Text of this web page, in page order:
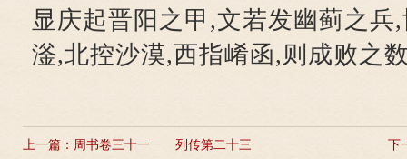
显庆起晋阳之甲,文若发幽蓟之兵
滏,北控沙漠,西指崤函,则成败之
上一篇： 周书卷三十一 列传第二十三 下